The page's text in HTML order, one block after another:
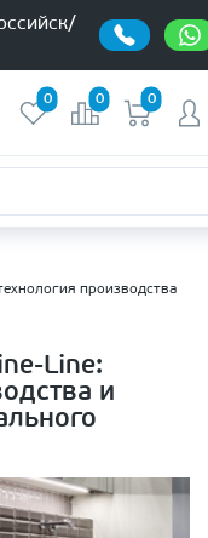
0 0 0
производства и
Line:
и